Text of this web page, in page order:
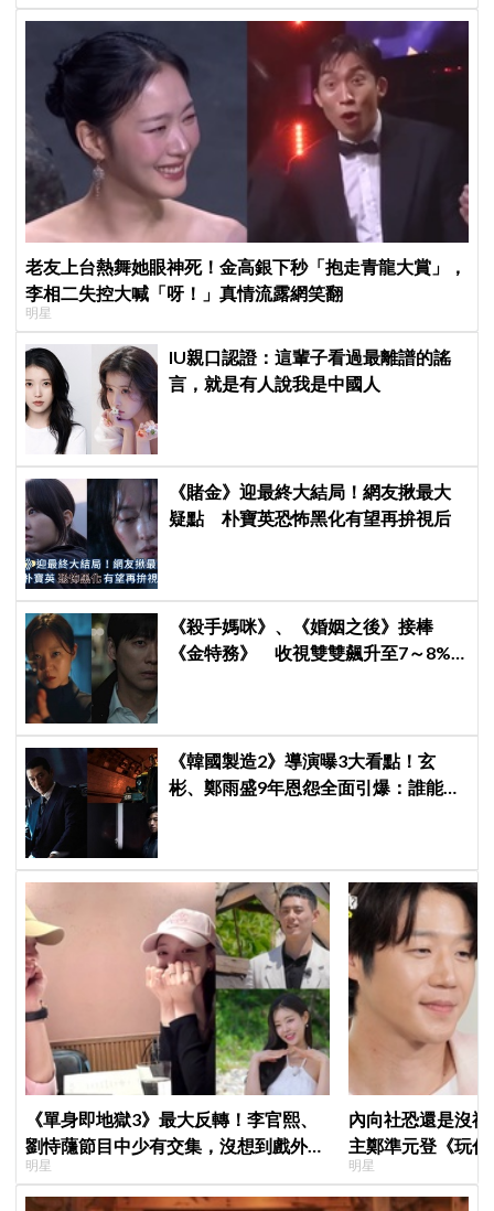
老友上台熱舞她眼神死！金高銀下秒「抱走青龍大賞」，
李相二失控大喊「呀！」真情流露網笑翻
明星
IU親口認證：這輩子看過最離譜的謠
言，就是有人說我是中國人
《賭金》迎最終大結局！網友揪最大
疑點 朴寶英恐怖黑化有望再拚視后
《殺手媽咪》、《婚姻之後》接棒
《金特務》 收視雙雙飆升至7～8%
《韓國製造2》導演曝3大看點！玄
彬、鄭雨盛9年恩怨全面引爆：誰能活
《單身即地獄3》最大反轉！李官熙、
劉恃蘟節目中少有交集，沒想到戲外低
調交往成真，甜蜜約會照曝光
明星
內向社恐還是沒
主鄭準元登《玩
在錫、孔曉振狂
明星